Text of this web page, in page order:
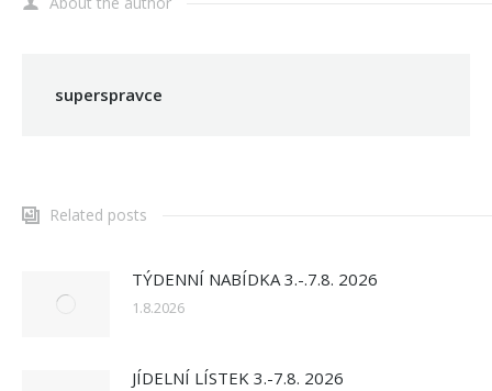
superspravce
Related posts
TÝDENNÍ NABÍDKA 3.-.7.8. 2026
1.8.2026
JÍDELNÍ LÍSTEK 3.-7.8. 2026